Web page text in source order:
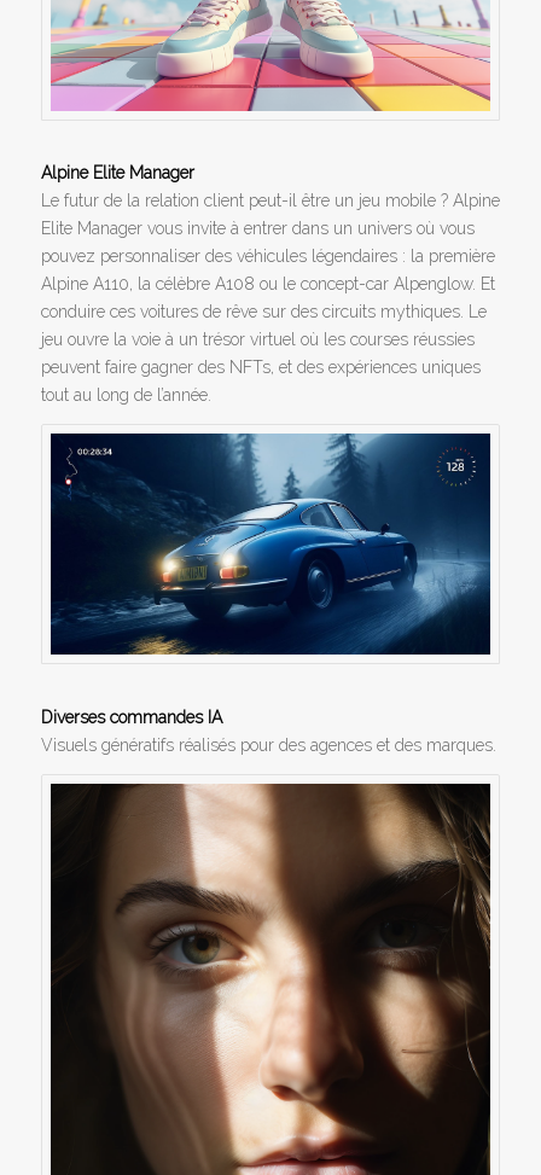
Alpine Elite Manager
Le futur de la relation client peut-il être un jeu mobile ? Alpine
Elite Manager vous invite à entrer dans un univers où vous
pouvez personnaliser des véhicules légendaires : la première
Alpine A110, la célèbre A108 ou le concept-car Alpenglow. Et
conduire ces voitures de rêve sur des circuits mythiques. Le
jeu ouvre la voie à un trésor virtuel où les courses réussies
peuvent faire gagner des NFTs, et des expériences uniques
tout au long de l’année.
Diverses commandes IA
Visuels génératifs réalisés pour des agences et des marques.